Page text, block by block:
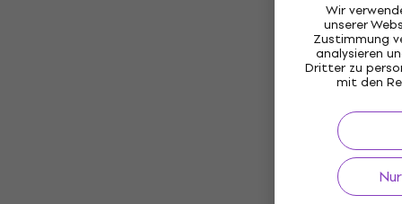
Wir
unserer
Zustimmung
analysieren
Dritter zu
mit den